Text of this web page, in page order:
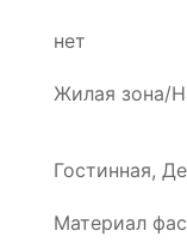
нет
Жилая зона/
Гостинная,
Материал